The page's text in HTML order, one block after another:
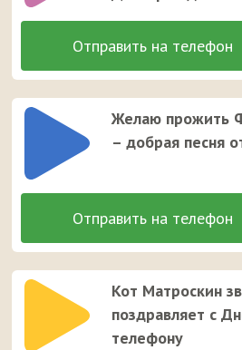
Желаю прожить
– добрая песня
Кот Матроскин
поздравляет с
телефону